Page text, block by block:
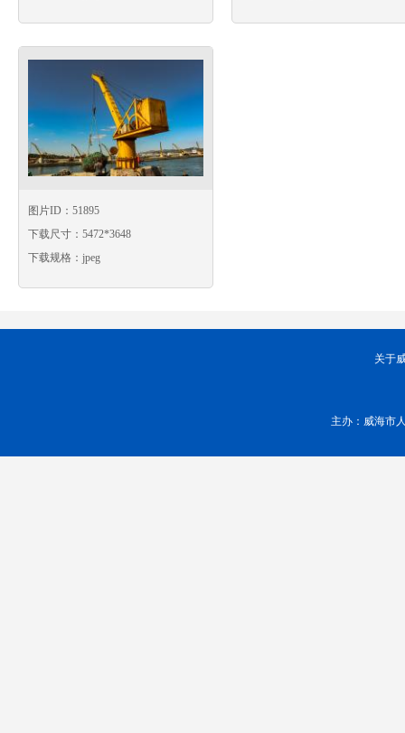
图片ID：51895
下载尺寸：5472*3648
下载规格：jpeg
关于
主办：威海市